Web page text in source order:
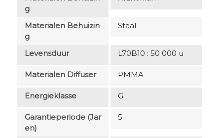
G
Materialen Behuizin
G
Staal
Levensduur L70B10 : 50 000 u
Materialen Diffuser PMMA
Energieklasse G
Garantieperiode (jar
En)
5